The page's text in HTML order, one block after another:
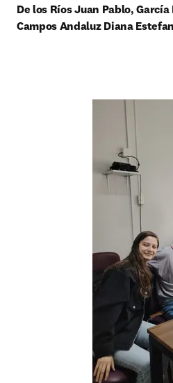
De los Ríos Juan Pablo,
Campos Andaluz Diana